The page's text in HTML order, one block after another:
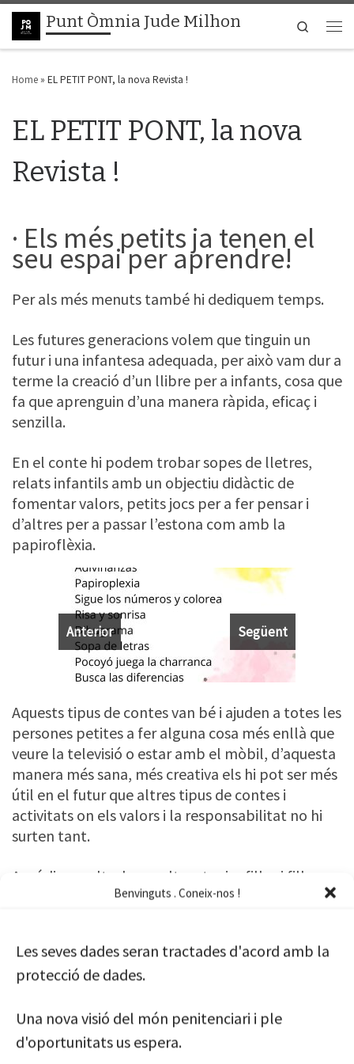
Benvinguts . Coneix-nos !
Les seves dades seran tractades d'acord amb la
protecció de dades.
Una nova visió del món penitenciari i ple
d'oportunitats us espera.
Skip to content
Punt Òmnia Jude Milhon
Search
Home » EL PETIT PONT, la nova Revista !
EL PETIT PONT, la nova
Revista !
· Els més petits ja tenen el
seu espai per aprendre!
Per als més menuts també hi dediquem temps.
Les futures generacions volem que tinguin un
futur i una infantesa adequada, per això vam dur a
terme la creació d’un llibre per a infants, cosa que
fa que aprenguin d’una manera ràpida, eficaç i
senzilla.
En el conte hi podem trobar sopes de lletres,
relats infantils amb un objectiu didàctic de
fomentar valors, petits jocs per a fer pensar i
d’altres per a passar l’estona com amb la
papiroflèxia.
Anterior Següent
Aquests tipus de contes van bé i ajuden a totes les
persones petites a fer alguna cosa més enllà que
veure la televisió o estar amb el mòbil, d’aquesta
manera més sana, més creativa els hi pot ser més
útil en el futur que altres tipus de contes i
activitats on els valors i la responsabilitat no hi
surten tant.
Aquí dins molts de nosaltres tenim filles i fills,
nebots i nebodes, i dur a terme aquest petit
nostra implicació i dedicació hagi sigut molt
positiva com també la lliçó apresa.
Llibres d’aquest tipus enfocats als lectors més
petits i això els fa passar l’estona aprenent, cosa